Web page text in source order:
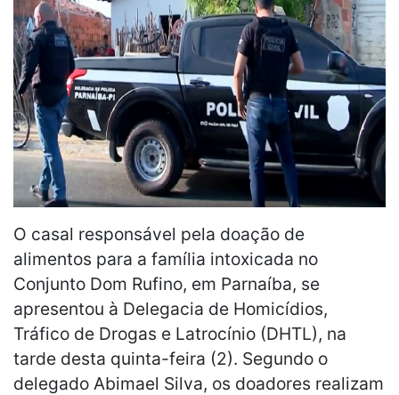
O casal responsável pela doação de
alimentos para a família intoxicada no
Conjunto Dom Rufino, em Parnaíba, se
apresentou à Delegacia de Homicídios,
Tráfico de Drogas e Latrocínio (DHTL), na
tarde desta quinta-feira (2). Segundo o
delegado Abimael Silva, os doadores realizam